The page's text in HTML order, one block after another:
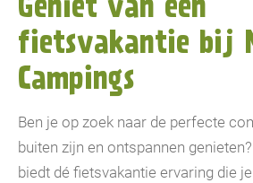
fietsvakantie bij
Campings
Ben je op zoek naar de perfecte
buiten zijn en ontspannen
biedt dé fietsvakantie ervaring die